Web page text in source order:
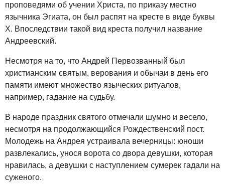
проповедями об учении Христа, по приказу местно
язычника Эгиата, он был распят на кресте в виде буквы
Х. Впоследствии такой вид креста получил название
Андреевский.
Несмотря на то, что Андрей Первозванный был
христианским святым, верования и обычаи в день его
памяти имеют множество языческих ритуалов,
например, гадание на судьбу.
В народе праздник святого отмечали шумно и весело,
несмотря на продолжающийся Рождественский пост.
Молодежь на Андрея устраивала вечерницы: юноши
развлекались, унося ворота со двора девушки, которая
нравилась, а девушки с наступлением сумерек гадали на
суженого.